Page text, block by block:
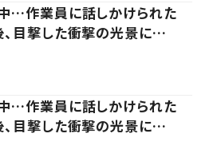
…作業員に話しかけられた
、目撃した衝撃の光景に…
…作業員に話しかけられた
、目撃した衝撃の光景に…